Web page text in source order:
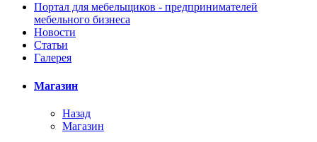
Портал для мебельщиков - предпринимателей
мебельного бизнеса
Новости
Статьи
Галерея
Магазин
Назад
Магазин